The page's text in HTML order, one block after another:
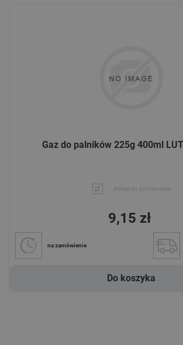
Gaz do palników 225g 400ml
dodaj do porównania
9,15 zł
na zamówienie
Do koszyka